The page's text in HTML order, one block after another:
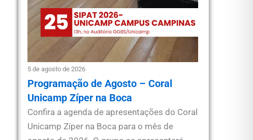
5 de agosto de 2026
Programação de Agosto – Coral
Unicamp Zíper na Boca
Confira a agenda de apresentações do Coral
Unicamp Zíper na Boca para o mês de